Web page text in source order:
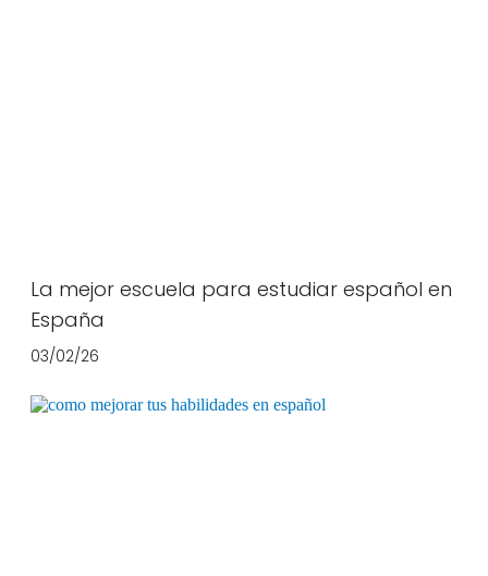
La mejor escuela para estudiar español en
España
03/02/26